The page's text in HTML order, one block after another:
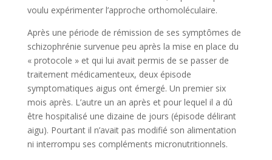
voulu expérimenter l’approche orthomoléculaire.
Après une période de rémission de ses symptômes de
schizophrénie survenue peu après la mise en place du
« protocole » et qui lui avait permis de se passer de
traitement médicamenteux, deux épisode
symptomatiques aigus ont émergé. Un premier six
mois après. L’autre un an après et pour lequel il a dû
être hospitalisé une dizaine de jours (épisode délirant
aigu). Pourtant il n’avait pas modifié son alimentation
ni interrompu ses compléments micronutritionnels.